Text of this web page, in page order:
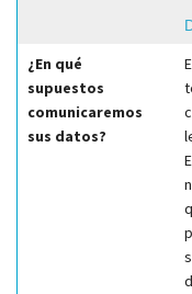
¿En qué
supuestos
comunicaremos
sus datos?